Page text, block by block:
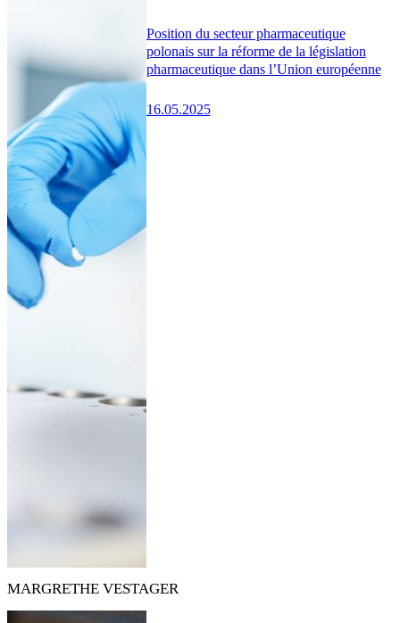
Position du secteur pharmaceutique
polonais sur la réforme de la législation
pharmaceutique dans l’Union européenne
16.05.2025
MARGRETHE VESTAGER